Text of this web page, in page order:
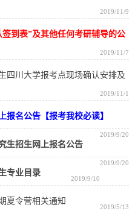
2019/11/9
到表”及其他任何考研辅导的公
2019/11/7
四川大学报考点现场确认安排及
2019/11/1
报名公告【报考我校必读】
2019/9/20
生招生网上报名公告
2019/9/20
专业目录
2019/9/10
夏令营相关通知
2019/5/13